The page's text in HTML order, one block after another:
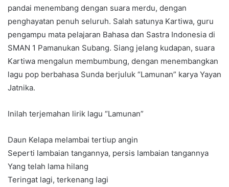
pandai menembang dengan suara merdu, dengan
penghayatan penuh seluruh. Salah satunya Kartiwa, guru
pengampu mata pelajaran Bahasa dan Sastra Indonesia di
SMAN 1 Pamanukan Subang. Siang jelang kudapan, suara
Kartiwa mengalun membumbung, dengan menembangkan
lagu pop berbahasa Sunda berjuluk “Lamunan” karya Yayan
Jatnika.
Inilah terjemahan lirik lagu “Lamunan”
Daun Kelapa melambai tertiup angin
Seperti lambaian tangannya, persis lambaian tangannya
Yang telah lama hilang
Teringat lagi, terkenang lagi